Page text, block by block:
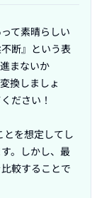
て素晴らしい
断』という表
まないか
換しましょ
ださい！
を想定してし
。しかし、最
較することで